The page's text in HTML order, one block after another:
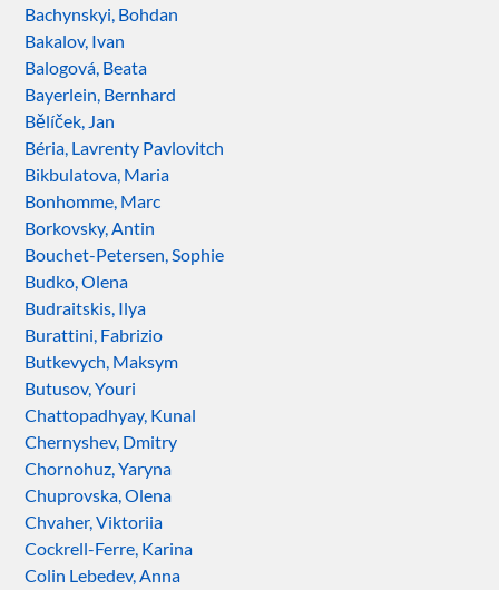
Bachynskyi, Bohdan
Bakalov, Ivan
Balogová, Beata
Bayerlein, Bernhard
Bělíček, Jan
Béria, Lavrenty Pavlovitch
Bikbulatova, Maria
Bonhomme, Marc
Borkovsky, Antin
Bouchet-Petersen, Sophie
Budko, Olena
Budraitskis, Ilya
Burattini, Fabrizio
Butkevych, Maksym
Butusov, Youri
Chattopadhyay, Kunal
Chernyshev, Dmitry
Chornohuz, Yaryna
Chuprovska, Olena
Chvaher, Viktoriia
Cockrell-Ferre, Karina
Colin Lebedev, Anna